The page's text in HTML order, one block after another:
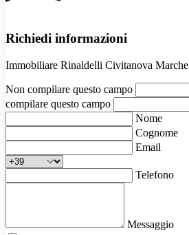
Richiedi informazioni
Immobiliare Rinaldelli Civitanova Marche
Non compilare questo campo
compilare questo campo
Nome
Cognome
Email
Telefono
Messaggio